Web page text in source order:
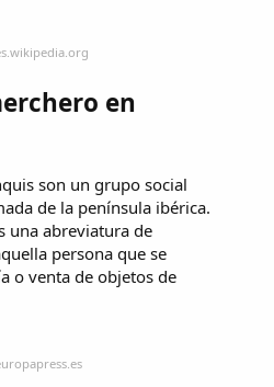
en
son un grupo social
de la península ibérica.
una abreviatura de
persona que se
o venta de objetos de